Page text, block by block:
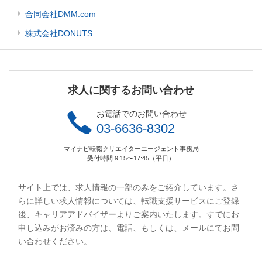
合同会社DMM.com
株式会社DONUTS
求人に関するお問い合わせ
お電話でのお問い合わせ
03-6636-8302
マイナビ転職クリエイターエージェント事務局
受付時間 9:15〜17:45（平日）
サイト上では、求人情報の一部のみをご紹介しています。さ
らに詳しい求人情報については、転職支援サービスにご登録
後、キャリアアドバイザーよりご案内いたします。すでにお
申し込みがお済みの方は、電話、もしくは、メールにてお問
い合わせください。